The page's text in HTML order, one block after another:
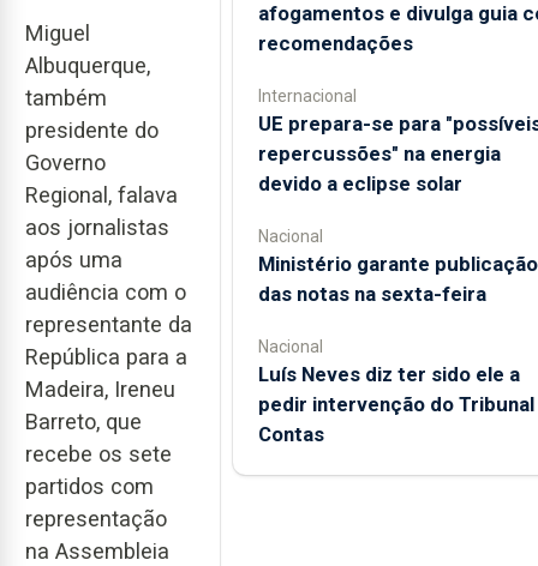
Miguel
Albuquerque,
também
presidente do
Governo
Regional, falava
aos jornalistas
após uma
audiência com o
representante da
República para a
Madeira, Ireneu
Barreto, que
recebe os sete
partidos com
representação
na Assembleia
afogamentos e divulga guia
recomendações
Internacional
UE prepara-se para
repercussões" na energia
devido a eclipse solar
Nacional
Ministério garante publicação
das notas na sexta-feira
Nacional
Luís Neves diz ter sido ele a
pedir intervenção do Tribunal
Contas